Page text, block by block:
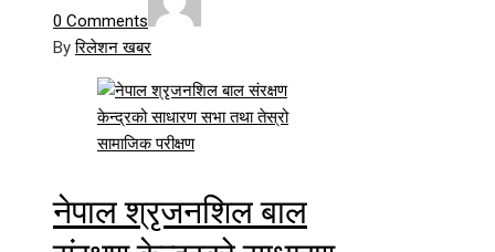
0 Comments
Byरिलेशन खबर
नेपाल श्रृजनशिल बाल